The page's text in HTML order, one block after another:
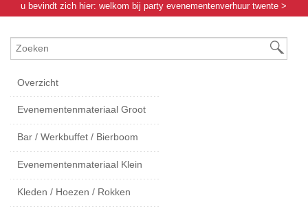
u bevindt zich hier: welkom bij party evenementenverhuur twente >
Overzicht
Evenementenmateriaal Groot
Bar / Werkbuffet / Bierboom
Evenementenmateriaal Klein
Kleden / Hoezen / Rokken